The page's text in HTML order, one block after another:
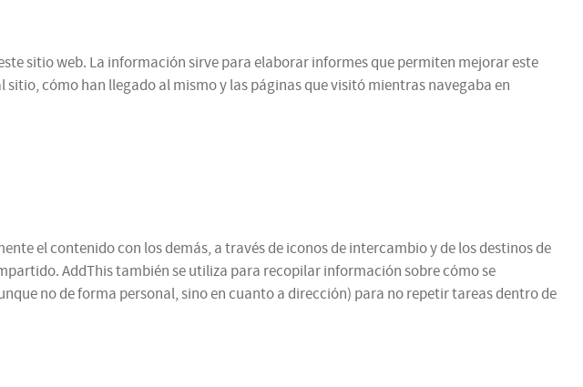
sitio web. La información sirve para elaborar informes que permiten mejorar este
cómo han llegado al mismo y las páginas que visitó mientras navegaba en
el contenido con los demás, a través de iconos de intercambio y de los destinos de
AddThis también se utiliza para recopilar información sobre cómo se
no de forma personal, sino en cuanto a dirección) para no repetir tareas dentro de